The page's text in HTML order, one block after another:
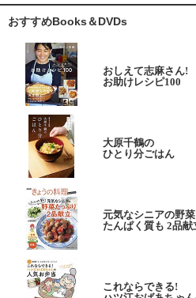
おすすめBooks＆DVDs
おしえて志麻さん!
お助けレシピ100
大原千鶴の
ひとり分ごはん
元気なシニアの野
たんぱく質も 2品献
これならできる!